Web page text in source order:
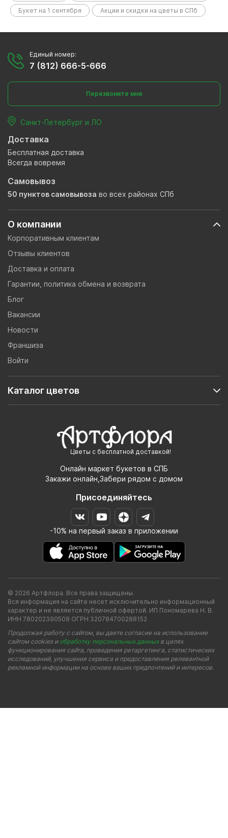
Букет на 1 сентября
Акции и скидки на цветы в СПб
Цветы с бесплатной доставкой!
Онлайн маркет букетов в СПБ
Закажи онлайн,Забери рядом с домом
Присоединяйтесь
-10% на первый заказ в приложении
О компании
Корпоративным клиентам
Отзывы клиентов
Доставка и оплата
Гарантии, политика обмена и возврата
Блог
Вакансии
Новости
Франшиза
Войти
Каталог цветов
Единый номер:
7 (812) 666-5-666
Перезвоните мне
Санкт-Петербург и ЛО
Доставка
Бесплатная доставка
Всегда вовремя
Самовывоз
50 пунктов самовывоза во всех районах СПб
© 2026 Артфлора. Все права защищены.
Вся информация на сайте несет исключительно информационный
характер и не является публичной офертой. ИП Пономарева Н. В.
ИНН 780202390508 ОГРН 320784700288152
Продолжая работу с сайтом, вы даете согласие на использование
сайтом cookies и обработку персональных данныхв целях
функционирования сайта, проведения ретаргетинга, статистических
исследований, улучшения сервиса и предоставления релевантной
рекламной информации на основе ваших предпочтений и интересов.